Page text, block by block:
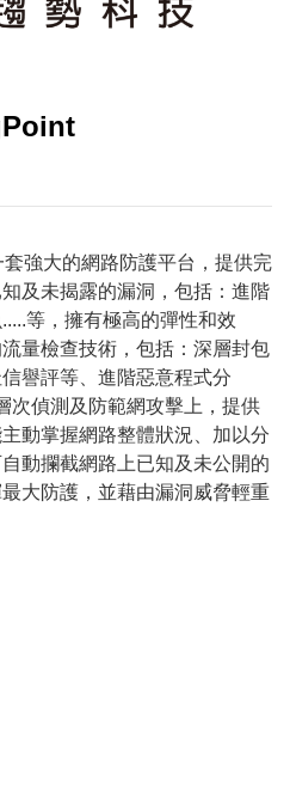
強大的網路防護平台，提供完
及未揭露的漏洞，包括：進階
等，擁有極高的彈性和效
量檢查技術，包括：深層封包
譽評等、進階惡意程式分
次偵測及防範網攻擊上，提供
動掌握網路整體狀況、加以分
動攔截網路上已知及未公開的
大防護，並藉由漏洞威脅輕重